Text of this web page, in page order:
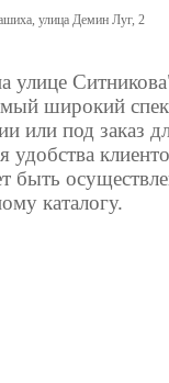
улица Демин Луг, 2
улице
широкий
или под заказ
удобства
быть
каталогу.